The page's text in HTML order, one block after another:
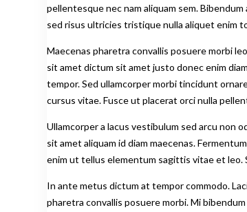
pellentesque nec nam aliquam sem.
sed risus ultricies tristique nulla aliquet enim
Maecenas pharetra convallis posuere morbi
sit amet dictum sit amet justo donec enim
tempor. Sed ullamcorper morbi tincidunt
cursus vitae. Fusce ut placerat orci nulla
Ullamcorper a lacus vestibulum sed arcu non
sit amet aliquam id diam maecenas.
enim ut tellus elementum sagittis vitae et
In ante metus dictum at tempor commodo.
pharetra convallis posuere morbi. Mi